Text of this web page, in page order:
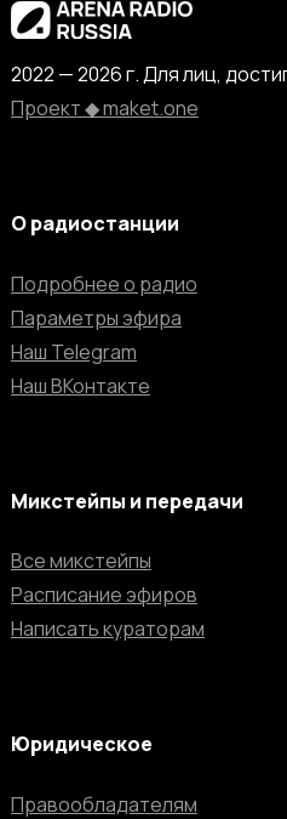
2022 — 2026 г. Для лиц,
Проект ◆ maket.one
О радиостанции
Подробнее о радио
Параметры эфира
Наш Telegram
Наш ВКонтакте
Микстейпы и передачи
Все микстейпы
Расписание эфиров
Написать кураторам
Юридическое
Правообладателям